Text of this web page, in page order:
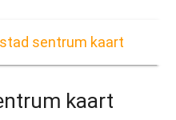
sentrum kaart
kaart